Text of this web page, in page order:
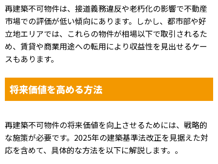
再建築不可物件は、接道義務違反や老朽化の影響で不動産
市場での評価が低い傾向にあります。しかし、都市部や好
立地エリアでは、これらの物件が相場以下で取引されるた
め、賃貸や商業用途への転用により収益性を見出せるケー
スもあります。
将来価値を高める方法
再建築不可物件の将来価値を向上させるためには、戦略的
な施策が必要です。2025年の建築基準法改正を見据えた対
応を含めて、具体的な方法を以下に解説します。。